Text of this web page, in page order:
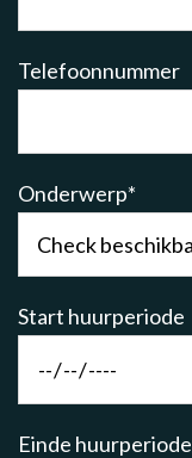
Telefoonnummer
Onderwerp*
Start huurperiode
Einde huurperiode